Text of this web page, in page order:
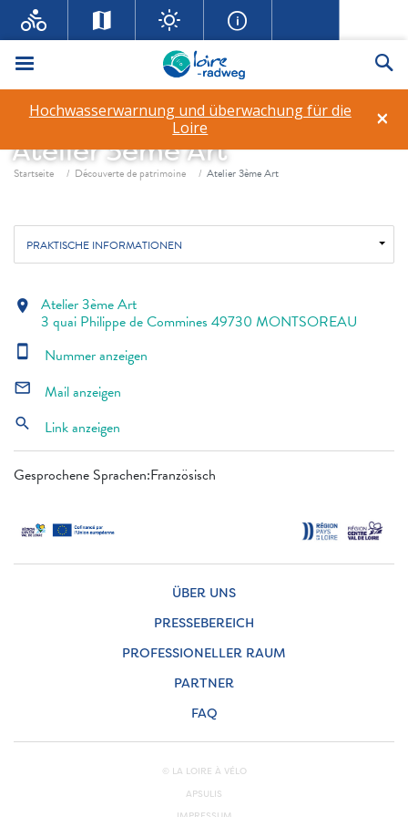
Menü
×
Hochwasserwarnung und überwachung für die
Loire
Atelier 3ème Art
Fil d'ariane
Startseite Découverte de patrimoine Atelier 3ème Art
PRAKTISCHE INFORMATIONEN
Gesprochene Sprachen:Französisch
location_on Atelier 3ème Art
3 quai Philippe de Commines 49730 MONTSOREAU
smartphone Nummer anzeigen
mail_outline Mail anzeigen
search Link anzeigen
ÜBER UNS
PRESSEBEREICH
PROFESSIONELLER RAUM
PARTNER
FAQ
© LA LOIRE À VÉLO
APSULIS